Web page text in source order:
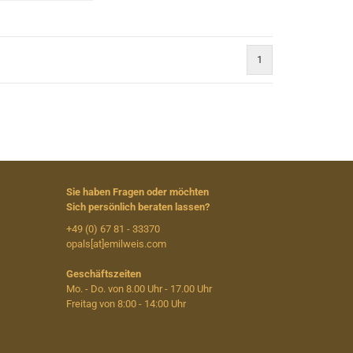
1
Sie haben Fragen oder möchten
Sich persönlich beraten lassen?
+49 (0) 67 81 - 33370
opals[at]emilweis.com
Geschäftszeiten
Mo. - Do. von 8.00 Uhr - 17.00 Uhr
Freitag von 8:00 - 14:00 Uhr